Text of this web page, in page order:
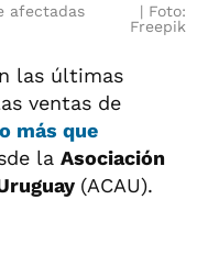
afectadas
Foto:
Freepik
las últimas
ventas de
más que
la Asociación
(ACAU).